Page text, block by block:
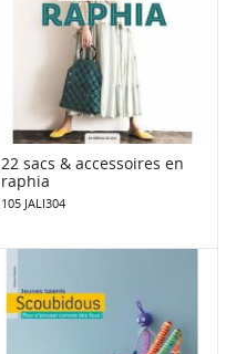
22 sacs & accessoires en
raphia
105 JALI304